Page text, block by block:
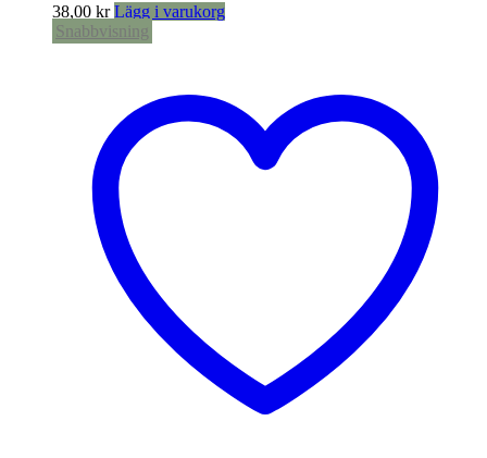
38,00 kr Lägg i varukorg
Snabbvisning